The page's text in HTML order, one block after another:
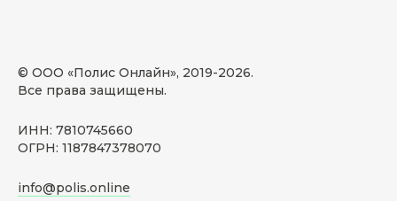
© ООО «Полис Онлайн», 2019-2026.
Все права защищены.
ИНН: 7810745660
ОГРН: 1187847378070
info@polis.online